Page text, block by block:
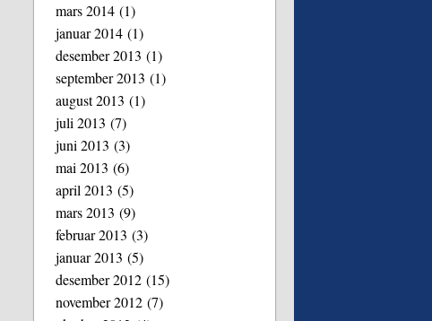
mars 2014 (1)
januar 2014 (1)
desember 2013 (1)
september 2013 (1)
august 2013 (1)
juli 2013 (7)
juni 2013 (3)
mai 2013 (6)
april 2013 (5)
mars 2013 (9)
februar 2013 (3)
januar 2013 (5)
desember 2012 (15)
november 2012 (7)